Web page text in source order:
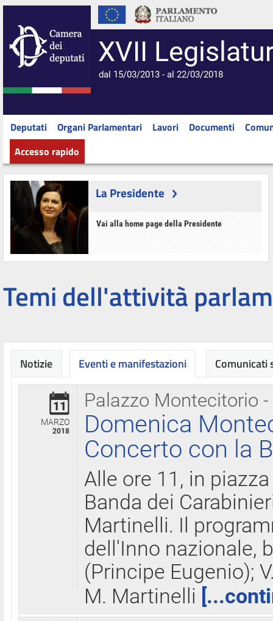
XVII
dal 15/03/2013 - al 22/03/2018
Deputati Organi Parlamentari Lavori Documenti
Accesso rapido
La Presidente
Vai alla home page della Presidente
Temi dell'attività
Notizie Eventi e manifestazioni
Palazzo Montecitorio
11
MARZO
2018
Domenica
Concerto con la
Alle ore 11, in
Banda dei
Martinelli. Il
dell'Inno nazionale,
(Principe Eugenio);
M. Martinelli
Comunicati